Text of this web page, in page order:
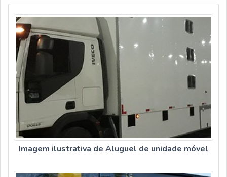
verdadeiro
Imagem ilustrativa de Aluguel de unidade móvel